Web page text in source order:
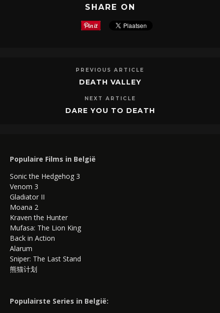
SHARE ON
PREVIOUS ARTICLE
DEATH VALLEY
NEXT ARTICLE
DARE YOU TO DEATH
Populaire Films in België
Sonic the Hedgehog 3
Venom 3
Gladiator II
Moana 2
Kraven the Hunter
Mufasa: The Lion King
Back in Action
Alarum
Sniper: The Last Stand
熊猫计划
Populairste Series in België: